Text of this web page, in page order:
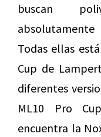
buscan
Todas ellas
Cup de
diferentes
ML10 Pro
encuentra la